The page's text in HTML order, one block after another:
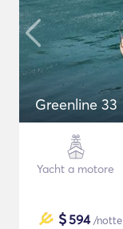
Greenline 33
Yacht a motore
$594/notte